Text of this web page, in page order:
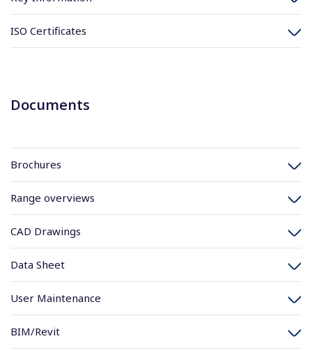
ISO Certificates
Documents
Brochures
Range overviews
CAD Drawings
Data Sheet
User Maintenance
BIM/Revit